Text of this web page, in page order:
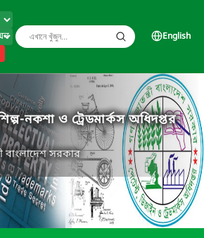
English
নকশা ও ট্রেডমার্কস অধিদপ্তর
বাংলাদেশ সরকার